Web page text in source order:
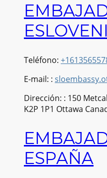
Teléfono:
E-mail: :
Dirección: : 150
K2P 1P1 Ottawa
ESPAÑA